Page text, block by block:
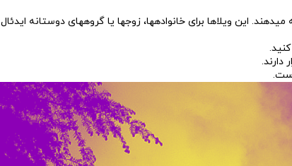
میدهند. این ویلاها برای خانوادهها، زوجها یا گروههای دوستانه ایدئال
دارند.